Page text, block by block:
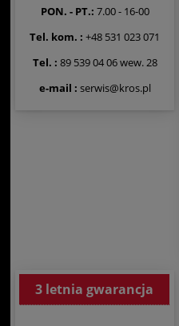
PON. - PT.: 7.00 - 16-00
Tel. kom. : +48 531 023 071
Tel. : 89 539 04 06 wew. 28
e-mail : serwis@kros.pl
3 letnia gwarancja